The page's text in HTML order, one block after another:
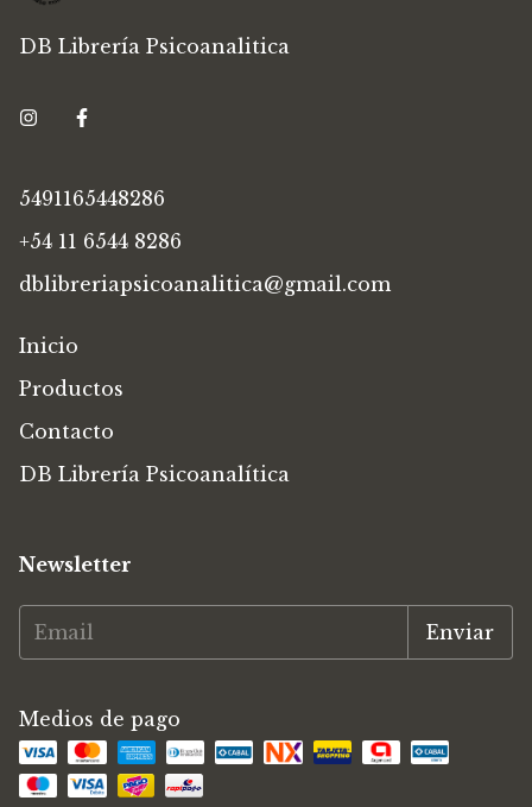
DB Librería Psicoanalitica
5491165448286
+54 11 6544 8286
dblibreriapsicoanalitica@gmail.com
Inicio
Productos
Contacto
DB Librería Psicoanalítica
Newsletter
Medios de pago